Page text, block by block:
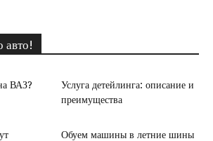
авто!
ВАЗ?
Услуга детейлинга: описание и
преимущества
Обуем машины в летние шины